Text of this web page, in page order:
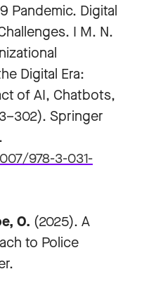
Pandemic. Digital
I M. N.
Digital Era:
of AI, Chatbots,
Springer
978-3-031-
O. (2025). A
to Police